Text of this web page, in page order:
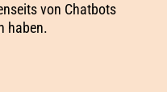
von Chatbots
haben.